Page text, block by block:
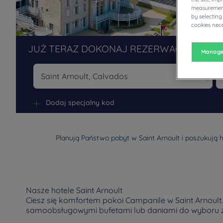
JUŻ TERAZ DOKONAJ REZERWACJI W
Dodaj specjalny kod
Planują Państwo pobyt w Saint Arnoult i poszukują
Nasze hotele Saint Arnoult
Ciesz się komfortem pokoi Campanile w Saint
samoobsługowymi bufetami lub daniami do wyboru
by
cookies